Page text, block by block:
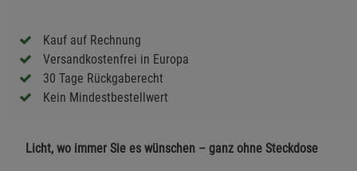
Kauf auf Rechnung
Versandkostenfrei in Europa
30 Tage Rückgaberecht
Kein Mindestbestellwert
Licht, wo immer Sie es wünschen – ganz ohne Steckdose